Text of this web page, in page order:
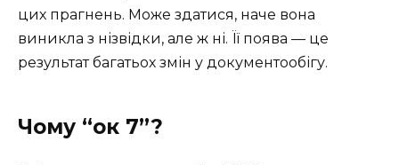
цих прагнень. Може здатися, наче вона
виникла з нізвідки, але ж ні. Її поява — це
результат багатьох змін у документообігу.
Чому “ок 7”?